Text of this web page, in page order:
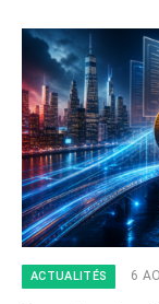
ACTUALITÉS 6